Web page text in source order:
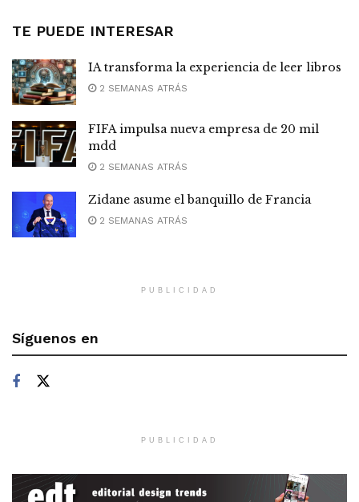
TE PUEDE INTERESAR
IA transforma la experiencia de leer libros
2 SEMANAS ATRÁS
FIFA impulsa nueva empresa de 20 mil
mdd
2 SEMANAS ATRÁS
Zidane asume el banquillo de Francia
2 SEMANAS ATRÁS
PUBLICIDAD
Síguenos en
PUBLICIDAD